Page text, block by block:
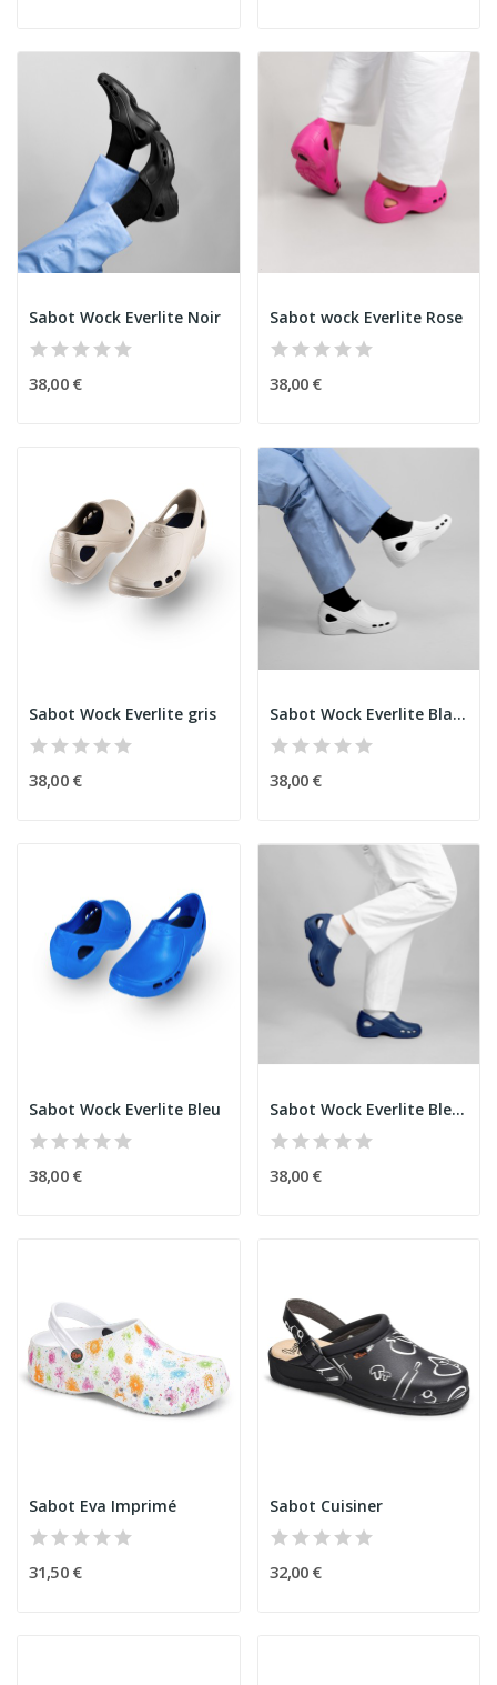
Sabot Wock Everlite Noir
38,00 €
Sabot wock Everlite Rose
38,00 €
Sabot Wock Everlite gris
38,00 €
Sabot Wock Everlite Blanc
38,00 €
Sabot Wock Everlite Bleu
38,00 €
Sabot Wock Everlite Bleu marine
38,00 €
Sabot Eva Imprimé
31,50 €
Sabot Cuisiner
32,00 €